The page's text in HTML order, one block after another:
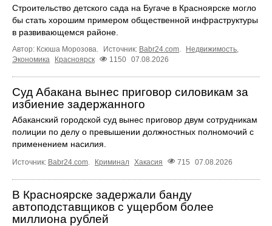
Строительство детского сада на Бугаче в Красноярске могло
бы стать хорошим примером общественной инфраструктуры
в развивающемся районе.
Автор: Ксюша Морозова. Источник: Babr24.com. Недвижимость,
Экономика
Красноярск 1150 07.08.2026
Суд Абакана вынес приговор силовикам за
избиение задержанного
Абаканский городской суд вынес приговор двум сотрудникам
полиции по делу о превышении должностных полномочий с
применением насилия.
Источник: Babr24.com Криминал Хакасия 715 07.08.2026
В Красноярске задержали банду
автоподставщиков с ущербом более
миллиона рублей